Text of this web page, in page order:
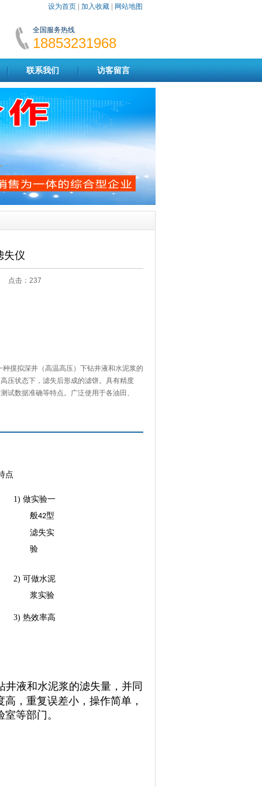
设为首页| 加入收藏| 网站地图
全国服务热线
18853231968
联系我们 访客留言
失仪
点击： 237
摸拟深井（高温高压）下钻井液和水泥浆的
压状态下，滤失后形成的滤饼。具有精度
试数据准确等特点。广泛使用于各油田、
点
1) 做实验一
般42型
滤失实
验
2) 可做水泥
浆实验
3) 热效率高
液和水泥浆的滤失量，并同
，重复误差小，操作简单，
等部门。